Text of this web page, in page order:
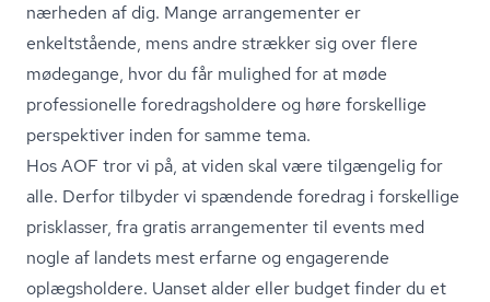
nærheden af dig. Mange arrangementer er
enkeltstående, mens andre strækker sig over flere
mødegange, hvor du får mulighed for at møde
professionelle fored­rags­hol­de­re og høre forskellige
perspektiver inden for samme tema.
Hos AOF tror vi på, at viden skal være tilgængelig for
alle. Derfor tilbyder vi spændende foredrag i forskellige
prisklasser, fra gratis arrangementer til events med
nogle af landets mest erfarne og engagerende
oplægsholdere. Uanset alder eller budget finder du et